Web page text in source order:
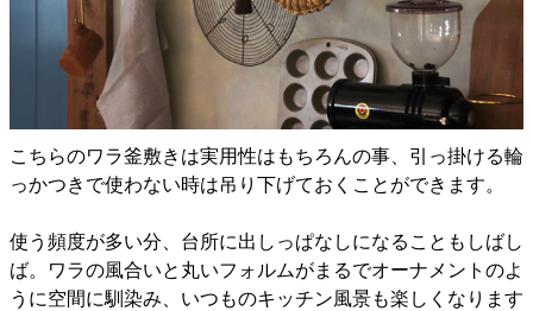
こちらのワラ釜敷きは実用性はもちろんの事、引っ掛ける輪
っかつきで使わない時は吊り下げておくことができます。
使う頻度が多い分、台所に出しっぱなしになることもしばし
ば。ワラの風合いと丸いフォルムがまるでオーナメントのよ
うに空間に馴染み、いつものキッチン風景も楽しくなります